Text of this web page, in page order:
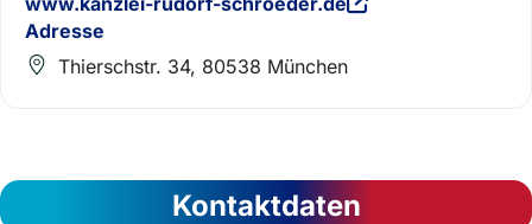
Adresse
Thierschstr. 34, 80538 München
Kontaktdaten